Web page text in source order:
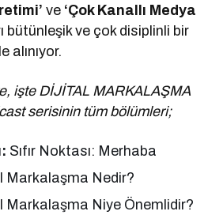
ve ‘Çok Kanallı Medya
bütünleşik ve çok disiplinli bir
alınıyor.
işte DİJİTAL MARKALAŞMA
serisinin tüm bölümleri;
Sıfır Noktası: Merhaba
Markalaşma Nedir?
Markalaşma Niye Önemlidir?